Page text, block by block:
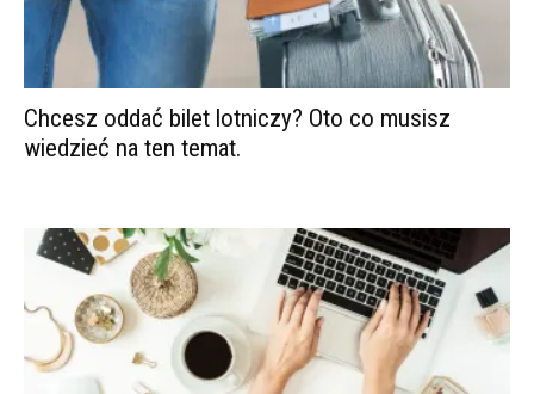
Chcesz oddać bilet lotniczy? Oto co musisz
wiedzieć na ten temat.